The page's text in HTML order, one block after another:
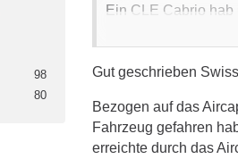
98
80
Ein CLE Cabrio hab
Im 238er ist es
Im 217er ist es
Es nimmt mich
adaptiven Dämpfern.
Gut geschrieben
Bezogen auf das
Fahrzeug gefahren
erreichte durch das